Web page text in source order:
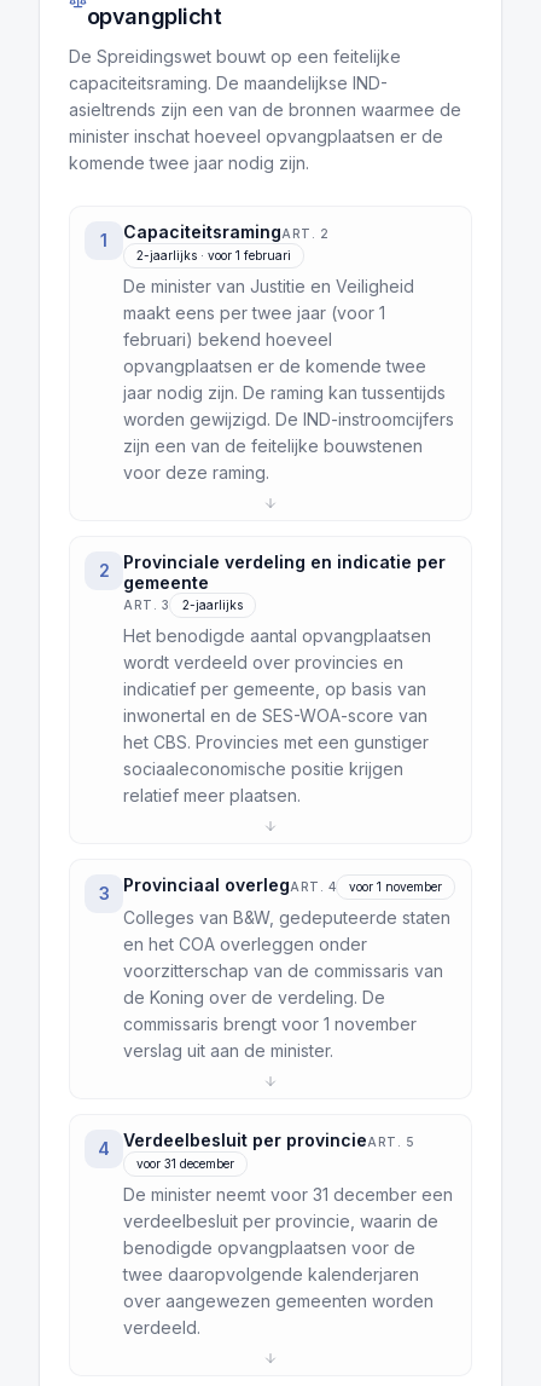
opvangplicht
De Spreidingswet bouwt op een feitelijke
capaciteitsraming. De maandelijkse IND-
asieltrends zijn een van de bronnen waarmee de
minister inschat hoeveel opvangplaatsen er de
komende twee jaar nodig zijn.
1 CapaciteitsramingART. 2
2-jaarlijks · voor 1 februari
De minister van Justitie en Veiligheid
maakt eens per twee jaar (voor 1
februari) bekend hoeveel
opvangplaatsen er de komende twee
jaar nodig zijn. De raming kan tussentijds
worden gewijzigd. De IND-instroomcijfers
zijn een van de feitelijke bouwstenen
voor deze raming.
2
Provinciale verdeling en indicatie per
gemeente
ART. 3 2-jaarlijks
Het benodigde aantal opvangplaatsen
wordt verdeeld over provincies en
indicatief per gemeente, op basis van
inwonertal en de SES-WOA-score van
het CBS. Provincies met een gunstiger
sociaaleconomische positie krijgen
relatief meer plaatsen.
3 Provinciaal overlegART. 4 voor 1 november
Colleges van B&W, gedeputeerde staten
en het COA overleggen onder
voorzitterschap van de commissaris van
de Koning over de verdeling. De
commissaris brengt voor 1 november
verslag uit aan de minister.
4 Verdeelbesluit per provincieART. 5
voor 31 december
De minister neemt voor 31 december een
verdeelbesluit per provincie, waarin de
benodigde opvangplaatsen voor de
twee daaropvolgende kalenderjaren
over aangewezen gemeenten worden
verdeeld.